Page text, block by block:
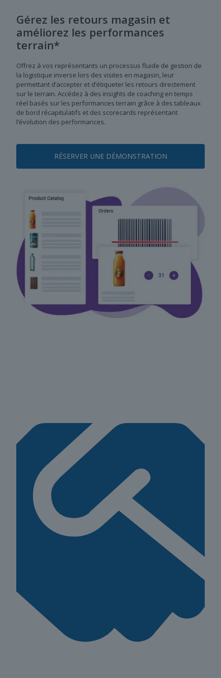
Gérez les retours magasin et
améliorez les performances
terrain*
Offrez à vos représentants un processus fluide de gestion de
la logistique inverse lors des visites en magasin, leur
permettant d’accepter et d’étiqueter les retours directement
sur le terrain. Accédez à des insights de coaching en temps
réel basés sur les performances terrain grâce à des tableaux
de bord récapitulatifs et des scorecards représentant
l’évolution des performances.
RÉSERVER UNE DÉMONSTRATION